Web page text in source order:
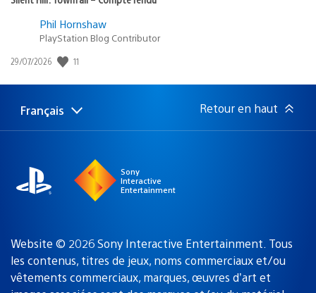
Phil Hornshaw
PlayStation Blog Contributor
Date
publication
29/07/2026 11
Choisir
Région
Français Retour en haut
Sony
Interactive
Entertainment
Website © 2026 Sony Interactive Entertainment. Tous
les contenus, titres de jeux, noms commerciaux et/ou
vêtements commerciaux, marques, œuvres d’art et